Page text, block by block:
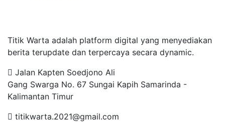
Titik Warta adalah platform digital yang menyediakan
berita terupdate dan terpercaya secara dynamic.
Jalan Kapten Soedjono Ali
Gang Swarga No. 67 Sungai Kapih Samarinda -
Kalimantan Timur
titikwarta.2021@gmail.com